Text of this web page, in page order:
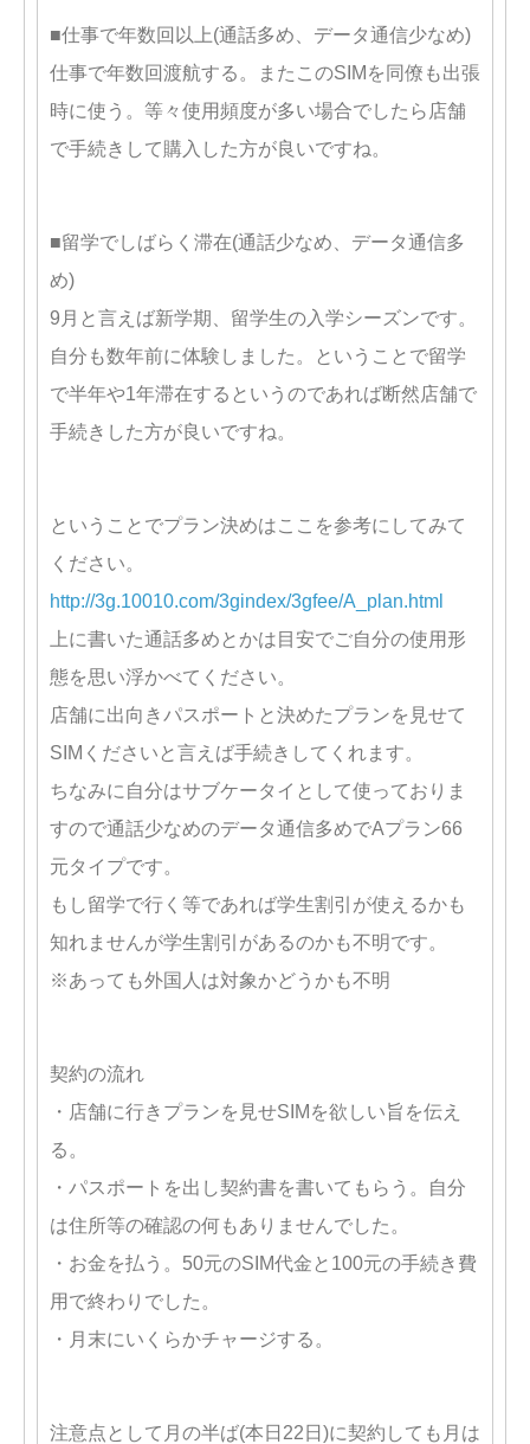
■仕事で年数回以上(通話多め、データ通信少なめ)
仕事で年数回渡航する。またこのSIMを同僚も出張
時に使う。等々使用頻度が多い場合でしたら店舗
で手続きして購入した方が良いですね。
■留学でしばらく滞在(通話少なめ、データ通信多
め)
9月と言えば新学期、留学生の入学シーズンです。
自分も数年前に体験しました。ということで留学
で半年や1年滞在するというのであれば断然店舗で
手続きした方が良いですね。
ということでプラン決めはここを参考にしてみて
ください。
http://3g.10010.com/3gindex/3gfee/A_plan.html
上に書いた通話多めとかは目安でご自分の使用形
態を思い浮かべてください。
店舗に出向きパスポートと決めたプランを見せて
SIMくださいと言えば手続きしてくれます。
ちなみに自分はサブケータイとして使っておりま
すので通話少なめのデータ通信多めでAプラン66
元タイプです。
もし留学で行く等であれば学生割引が使えるかも
知れませんが学生割引があるのかも不明です。
※あっても外国人は対象かどうかも不明
契約の流れ
・店舗に行きプランを見せSIMを欲しい旨を伝え
る。
・パスポートを出し契約書を書いてもらう。自分
は住所等の確認の何もありませんでした。
・お金を払う。50元のSIM代金と100元の手続き費
用で終わりでした。
・月末にいくらかチャージする。
注意点として月の半ば(本日22日)に契約しても月は